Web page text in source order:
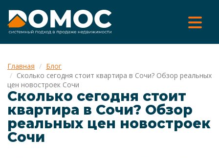
Главная
Блог
Сколько сегодня стоит квартира в Сочи? Обзор реальных
цен новостроек Сочи
Сколько сегодня стоит
квартира в Сочи? Обзор
реальных цен новостроек
Сочи